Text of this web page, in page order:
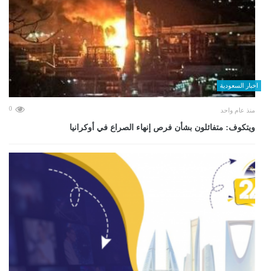
اخبار السعودية
منذ عام واحد 0
ويتكوف: متفائلون بشأن فرص إنهاء الصراع في أوكرانيا